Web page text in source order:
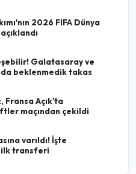
2026 FIFA Dünya
Galatasaray ve
beklenmedik takas
Fransa Açık'ta
maçından çekildi
varıldı! İşte
ilk transferi